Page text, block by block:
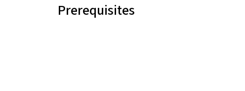
Prerequisites